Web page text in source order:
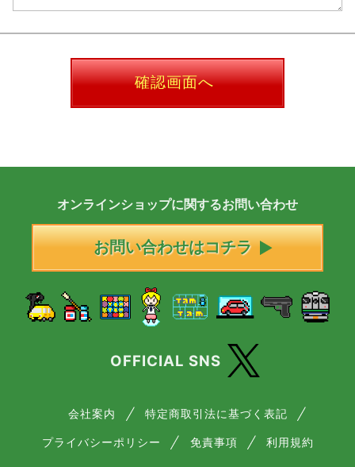
確認画面へ
オンラインショップに関するお問い合わせ
お問い合わせはコチラ
OFFICIAL SNS
会社案内 特定商取引法に基づく表記
プライバシーポリシー 免責事項 利用規約